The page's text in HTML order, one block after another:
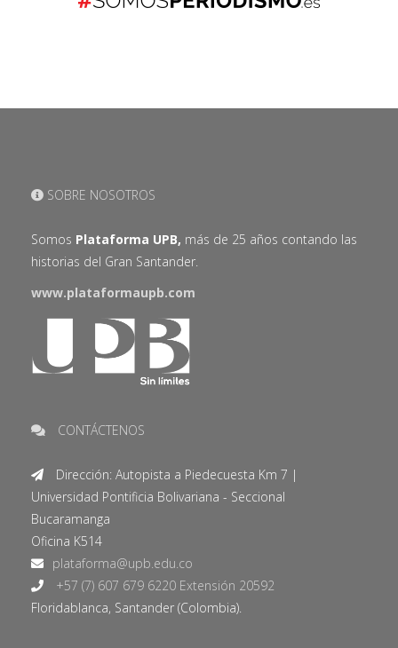
SOBRE NOSOTROS
Somos Plataforma UPB, más de 25 años contando las
historias del Gran Santander.
www.plataformaupb.com
CONTÁCTENOS
Dirección: Autopista a Piedecuesta Km 7 |
Universidad Pontificia Bolivariana - Seccional
Bucaramanga
Oficina K514
+57 (7) 607 679 6220 Extensión 20592
Floridablanca, Santander (Colombia).